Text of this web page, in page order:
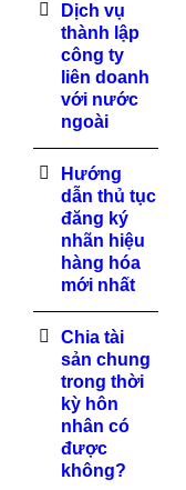
Dịch vụ
thành lập
công ty
liên doanh
với nước
ngoài
Hướng
dẫn thủ tục
đăng ký
nhãn hiệu
hàng hóa
mới nhất
Chia tài
sản chung
trong thời
kỳ hôn
nhân có
được
không?